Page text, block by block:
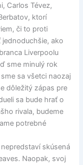
Carlos Tévez,
ktorí
či to proti
ako
Liverpoolu
sme minulý rok
sa všetci naozaj
dôležitý zápas pre
sa bude hrať o
rivala, budeme
potrebné
skúsená
Naopak, svoj